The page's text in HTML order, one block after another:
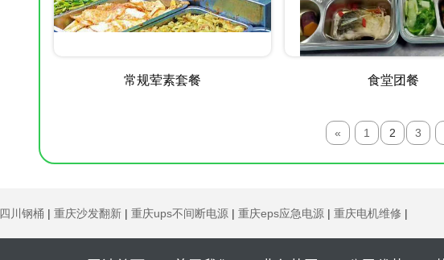
常规荤素套餐 食堂团餐
« 1 2 3
四川钢桶 | 重庆沙发翻新 | 重庆ups不间断电源 | 重庆eps应急电源 | 重庆电机维修 |